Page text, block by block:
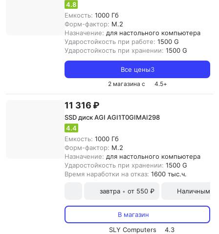
4.8
Емкость: 1000 Гб
Форм-фактор: M.2
Назначение: для настольного компьютера
Ударостойкость при работе: 1500 G
Ударостойкость при хранении: 1500 G
Все цены3
2 магазина с 4.5+
11 316 ₽
SSD диск AGI AGI1T0GIMAI298
4.4
Емкость: 1000 Гб
Форм-фактор: M.2
Назначение: для настольного компьютера
Ударостойкость при хранении: 1500 G
Время наработки на отказ: 1600 тыс.ч.
завтра • от 550 ₽ Наличными
В магазин
SLY Computers
4.3